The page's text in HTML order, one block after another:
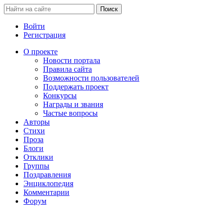
Войти
Регистрация
О проекте
Новости портала
Правила сайта
Возможности пользователей
Поддержать проект
Конкурсы
Награды и звания
Частые вопросы
Авторы
Стихи
Проза
Блоги
Отклики
Группы
Поздравления
Энциклопедия
Комментарии
Форум